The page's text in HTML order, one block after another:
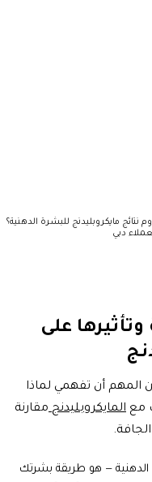
نتائج مايكروبليدنج للبشرة الدهنية؟
دبي
على
أن تفهمي لماذا
مع المايكروبليدنجمقارنة
الدهنية — هو طريقة بشرتك